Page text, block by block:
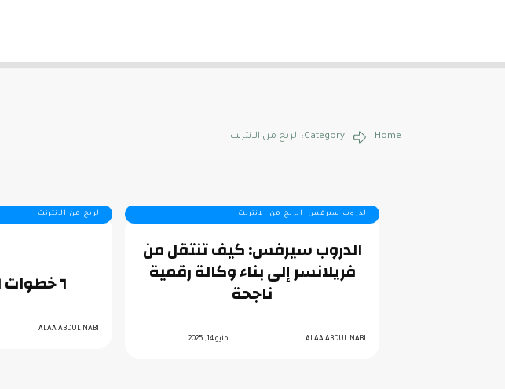
Home Category: الربح من الانترنت
الدروب سيرفس, الربح من الانترنت
الدروب سيرفس: كيف تنتقل من
فريلانسر إلى بناء وكالة رقمية
ناجحة
ALAA ABDUL NABI مايو 14, 2025
الربح من الانترنت
٦ خطوات للعمل اونلاين
ALAA ABDUL NABI